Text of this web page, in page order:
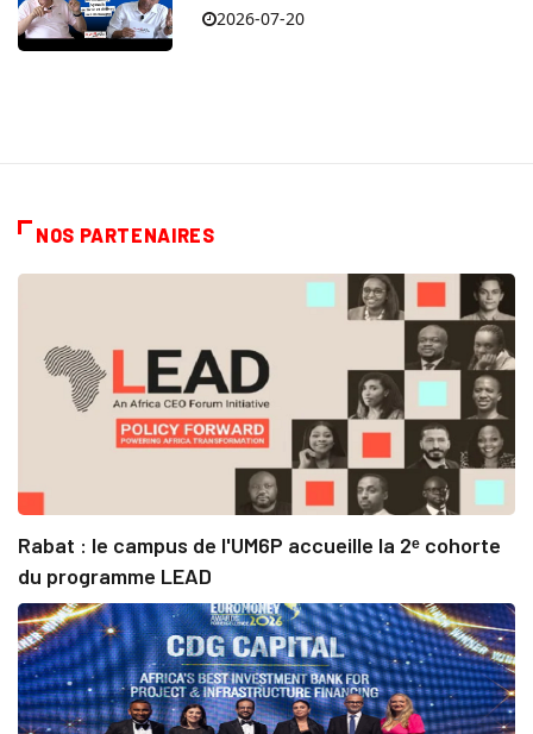
2026-07-20
NOS PARTENAIRES
Rabat : le campus de l'UM6P accueille la 2ᵉ cohorte
du programme LEAD